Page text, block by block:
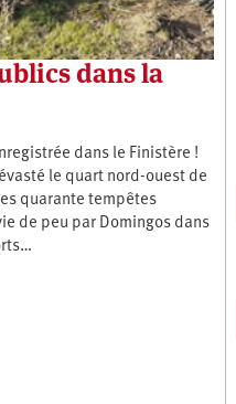
dans la
dans le Finistère !
le quart nord-ouest de
quarante tempêtes
de peu par Domingos dans